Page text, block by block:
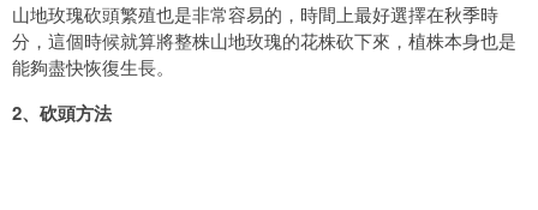
山地玫瑰砍頭繁殖也是非常容易的，時間上最好選擇在秋季時
分，這個時候就算將整株山地玫瑰的花株砍下來，植株本身也是
能夠盡快恢復生長。
2、砍頭方法